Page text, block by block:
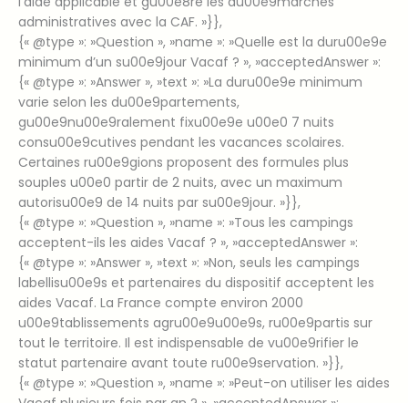
administratives avec la CAF. »}},
{« @type »: »Question », »name »: »Quelle est la duru00e9e
minimum d’un su00e9jour Vacaf ? », »acceptedAnswer »:
{« @type »: »Answer », »text »: »La duru00e9e minimum
varie selon les du00e9partements,
gu00e9nu00e9ralement fixu00e9e u00e0 7 nuits
consu00e9cutives pendant les vacances scolaires.
Certaines ru00e9gions proposent des formules plus
souples u00e0 partir de 2 nuits, avec un maximum
autorisu00e9 de 14 nuits par su00e9jour. »}},
{« @type »: »Question », »name »: »Tous les campings
acceptent-ils les aides Vacaf ? », »acceptedAnswer »:
{« @type »: »Answer », »text »: »Non, seuls les campings
labellisu00e9s et partenaires du dispositif acceptent les
aides Vacaf. La France compte environ 2000
u00e9tablissements agru00e9u00e9s, ru00e9partis sur
tout le territoire. Il est indispensable de vu00e9rifier le
statut partenaire avant toute ru00e9servation. »}},
{« @type »: »Question », »name »: »Peut-on utiliser les aides